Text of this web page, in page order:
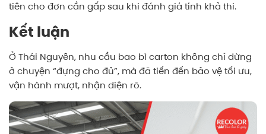
tiên cho đơn cần gấp sau khi đánh giá tính khả thi.
Kết luận
Ở Thái Nguyên, nhu cầu bao bì carton không chỉ dừng
ở chuyện “đựng cho đủ”, mà đã tiến đến bảo vệ tối ưu,
vận hành mượt, nhận diện rõ.